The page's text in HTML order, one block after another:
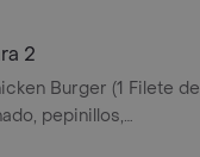
2
Burger (1 Filete de
y mantequilla) + 2